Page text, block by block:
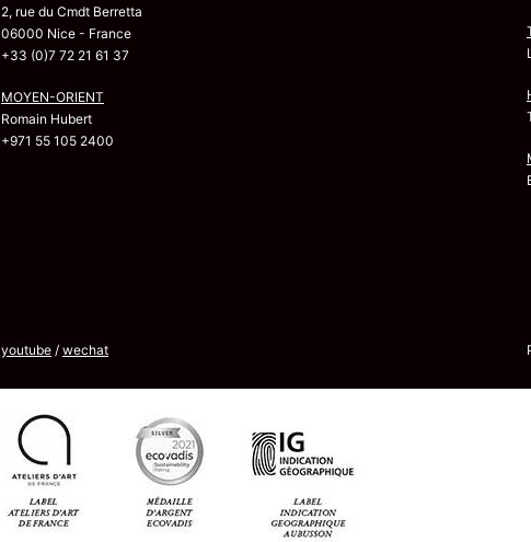
2, rue du Cmdt Berretta
06000 Nice - France
+33 (0)7 72 21 61 37
MOYEN-ORIENT
Romain Hubert
+971 55 105 2400
youtube / wechat